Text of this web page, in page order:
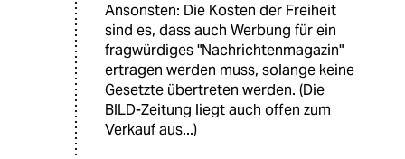
Ansonsten: Die Kosten der Freiheit
sind es, dass auch Werbung für ein
fragwürdiges "Nachrichtenmagazin"
ertragen werden muss, solange keine
Gesetzte übertreten werden. (Die
BILD-Zeitung liegt auch offen zum
Verkauf aus...)